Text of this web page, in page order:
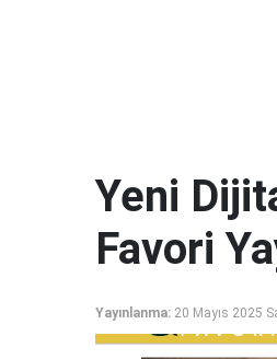
Yeni
Favori
Yayınlanma: 20 Mayıs 2025